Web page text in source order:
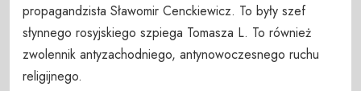
propagandzista Sławomir Cenckiewicz. To były szef
słynnego rosyjskiego szpiega Tomasza L. To również
zwolennik antyzachodniego, antynowoczesnego ruchu
religijnego.